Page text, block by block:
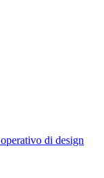
di design